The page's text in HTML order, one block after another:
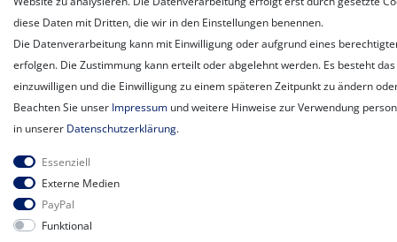
diese Daten mit Dritten, die wir in den Einstellungen benennen.
Die Datenverarbeitung kann mit Einwilligung oder aufgrund eines
erfolgen. Die Zustimmung kann erteilt oder abgelehnt werden. Es besteht das
einzuwilligen und die Einwilligung zu einem späteren Zeitpunkt zu ändern
Beachten Sie unser Impressum und weitere Hinweise zur Verwendung
in unserer Daten­schutz­erklärung.
Essenziell
Externe Medien
PayPal
Funktional